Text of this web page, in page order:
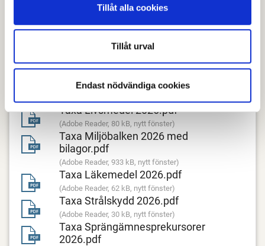
Tillåt alla cookies
Tillåt urval
Endast nödvändiga cookies
Handläggning av en anmälan ingår ej i den fasta
Miljöenhetens taxor
Taxa Livsmedel 2026.pdf
(Adobe Reader, 80 kB, nytt fönster)
Taxa Miljöbalken 2026 med
bilagor.pdf
(Adobe Reader, 933 kB, nytt fönster)
Taxa Läkemedel 2026.pdf
(Adobe Reader, 62 kB, nytt fönster)
Taxa Strålskydd 2026.pdf
(Adobe Reader, 30 kB, nytt fönster)
Taxa Sprängämnesprekursorer
2026.pdf